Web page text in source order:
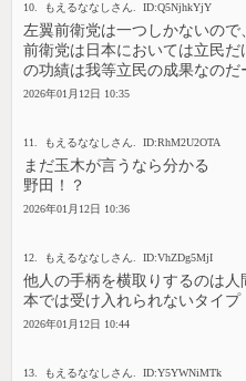
10. もえるななしさん. ID:Q5NjhkYjY
左翼前衛党は一つしかないので
前衛党は日本においては立民
の功績は我等立民の成果なのだ
2026年01月12日 10:35
11. もえるななしさん. ID:RhM2U2OTA
まだ玉木が言うなら分かる
野田！？
2026年01月12日 10:36
12. もえるななしさん. ID:VhZDg5MjI
他人の手柄を横取りするのは
本では受け入れられないタイプ
2026年01月12日 10:44
13. もえるななしさん. ID:Y5YWNiMTk